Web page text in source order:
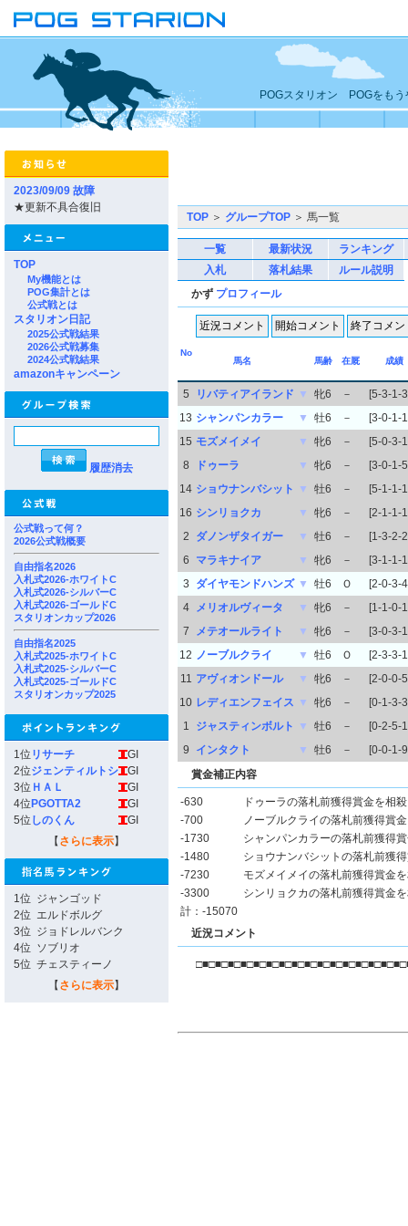
POGスタリオン POGをもう
2023/09/09 故障
★更新不具合復旧
TOP
My機能とは
POG集計とは
公式戦とは
スタリオン日記
2025公式戦結果
2026公式戦募集
2024公式戦結果
amazonキャンペーン
履歴消去
公式戦って何？
2026公式戦概要
自由指名2026
入札式2026-ホワイトC
入札式2026-シルバーC
入札式2026-ゴールドC
スタリオンカップ2026
自由指名2025
入札式2025-ホワイトC
入札式2025-シルバーC
入札式2025-ゴールドC
スタリオンカップ2025
1位 リサーチ
GI
2位ジェンティルトシ
GI
3位 ＨＡＬ
GI
4位 PGOTTA2
GI
5位 しのくん
GI
【 さらに表示】
1位 ジャンゴッド
2位 エルドボルグ
3位 ジョドレルバンク
4位 ソブリオ
5位 チェスティーノ
【 さらに表示】
TOP ＞ グループTOP ＞ 馬一覧
一覧 最新状況
ランキング
入札
落札結果
ルール説明
かず プロフィール
No
馬名
馬齢 在厩 成績
5 リバティアイランド ▼ 牝6 －
[5-3-1-
13 シャンパンカラー ▼ 牡6 －
[3-0-1-
15 モズメイメイ ▼ 牝6 －
[5-0-3-
8
ドゥーラ ▼ 牝6 －
[3-0-1-
14 ショウナンバシット ▼ 牡6 －
[5-1-1-
16 シンリョクカ ▼ 牝6 －
[2-1-1-
2
ダノンザタイガー ▼ 牡6 －
[1-3-2-
6
マラキナイア ▼ 牝6 －
[3-1-1-
3
ダイヤモンドハンズ ▼ 牡6 Ｏ
[2-0-3-
4
メリオルヴィータ ▼ 牝6 －
[1-1-0-
7
メテオールライト ▼ 牝6 －
[3-0-3-
12 ノーブルクライ ▼ 牡6 Ｏ
[2-3-3-
11 アヴィオンドール ▼ 牝6 －
[2-0-0-
10 レディエンフェイス ▼ 牝6 －
[0-1-3-
1
ジャスティンボルト ▼ 牡6 －
[0-2-5-
9
インタクト ▼ 牡6 －
[0-0-1-
賞金補正内容
-630
ドゥーラの落札前獲得賞金を相殺
-700
ノーブルクライの落札前獲得賞
-1730
シャンパンカラーの落札前獲得
-1480
ショウナンバシットの落札前獲
-7230
モズメイメイの落札前獲得賞金
-3300
シンリョクカの落札前獲得賞金
計：-15070
近況コメント